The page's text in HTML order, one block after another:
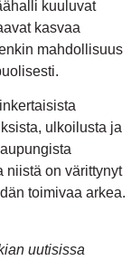
kuuluvat
kasvaa
mahdollisuus
ulkoilusta ja
niistä on värittynyt
toimivaa arkea.
uutisissa